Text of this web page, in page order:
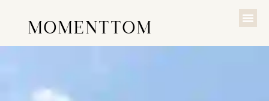
MOMENTTOM